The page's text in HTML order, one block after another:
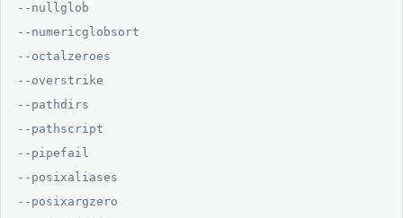
--nullglob
--numericglobsort
--octalzeroes
--overstrike
--pathdirs
--pathscript
--pipefail
--posixaliases
--posixargzero